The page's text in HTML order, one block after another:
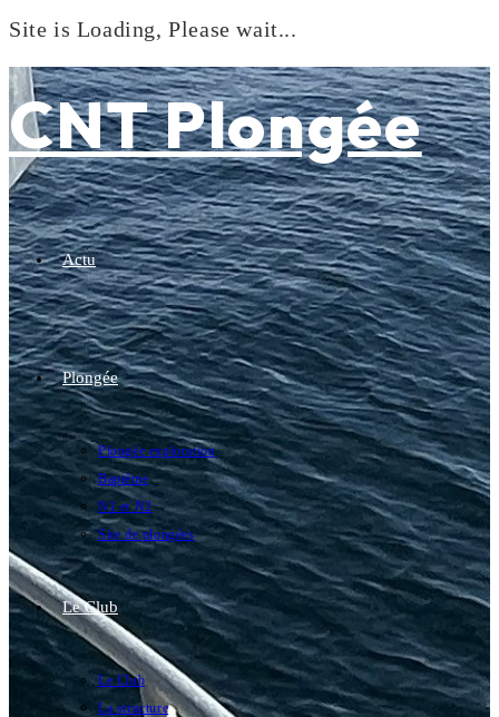
Site is Loading, Please wait...
to
content
CNT Plongée
Actu
Plongée
Plongée exploration
Baptême
N1 et N2
Site de plongées
Le Club
Le Club
La structure